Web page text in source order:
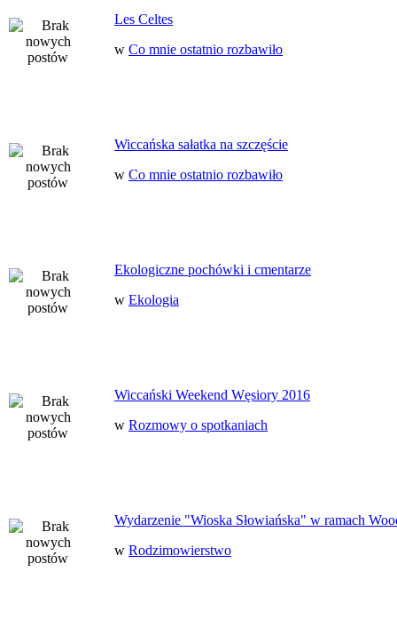
Les Celtes
w Co mnie ostatnio rozbawiło
Wiccańska sałatka na szczęście
w Co mnie ostatnio rozbawiło
Ekologiczne pochówki i cmentarze
w Ekologia
Wiccański Weekend Węsiory 2016
w Rozmowy o spotkaniach
Wydarzenie "Wioska Słowiańska" w ramach
w Rodzimowierstwo